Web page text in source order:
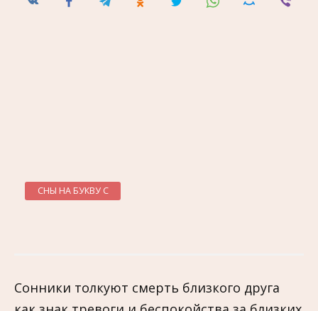
СНЫ НА БУКВУ С
Сонники толкуют смерть близкого друга